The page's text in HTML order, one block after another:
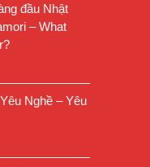
đầu Nhật
– What
Nghề – Yêu